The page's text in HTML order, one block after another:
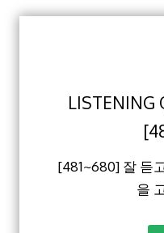
LISTENING
[481~680] 잘 듣
을